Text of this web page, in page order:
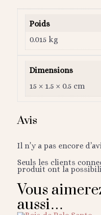
Poids
0.015 kg
Dimensions
15 × 1.5 × 0.5 cm
Avis
Il n’y a pas encore
Seuls les clients
produit ont la
Vous
aussi…